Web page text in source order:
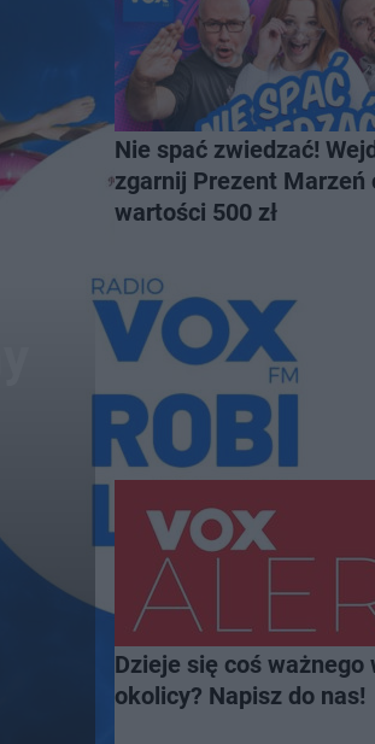
Nie spać zwiedzać!
zgarnij Prezent Marzeń
wartości 500 zł
Dzieje się coś ważnego
okolicy? Napisz do nas!